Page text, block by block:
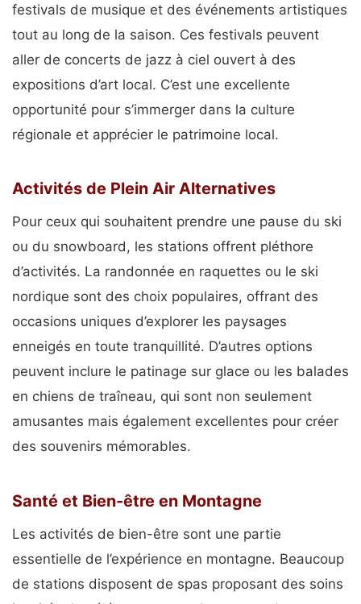
festivals de musique et des événements artistiques
tout au long de la saison. Ces festivals peuvent
aller de concerts de jazz à ciel ouvert à des
expositions d’art local. C’est une excellente
opportunité pour s’immerger dans la culture
régionale et apprécier le patrimoine local.
Activités de Plein Air Alternatives
Pour ceux qui souhaitent prendre une pause du ski
ou du snowboard, les stations offrent pléthore
d’activités. La randonnée en raquettes ou le ski
nordique sont des choix populaires, offrant des
occasions uniques d’explorer les paysages
enneigés en toute tranquillité. D’autres options
peuvent inclure le patinage sur glace ou les balades
en chiens de traîneau, qui sont non seulement
amusantes mais également excellentes pour créer
des souvenirs mémorables.
Santé et Bien-être en Montagne
Les activités de bien-être sont une partie
essentielle de l’expérience en montagne. Beaucoup
de stations disposent de spas proposant des soins